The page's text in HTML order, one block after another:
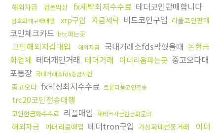
해외자금 검돈믹싱 fx세탁최저수수료 테더코인판매합니다
암호화폐구매대행 xrp구입 자금세탁 비트코인구입 리플코인판매
코인체크카드 btc파는곳
코인해외지갑매입 해외자금 국내거래소fds막혔을때 돈현금
화업체 테더개인거래 테더거래 이더리움파는곳 중고오다대
포통장 국내거래소fds송금시간
중고오다 fx믹싱최저수수료 트론리플코인전송
trc20코인전송대행
코인현금화수수료 리플매입 재테크자금현금화문의
해외자금 이더리움매입 테더tron구입 가상화폐선물거래
이더